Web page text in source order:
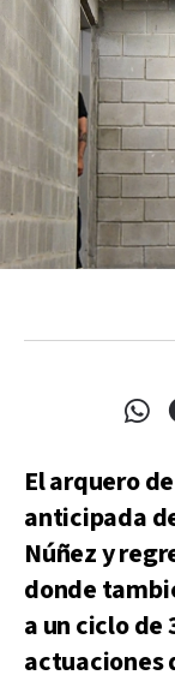
El arquero
anticipada
Núñez y
donde
a un ciclo
actuaciones